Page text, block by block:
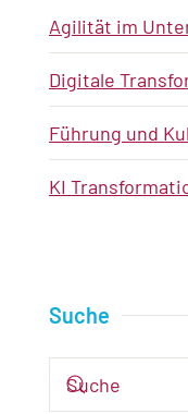
Agilität im
Digitale
Führung und
KI
Suche